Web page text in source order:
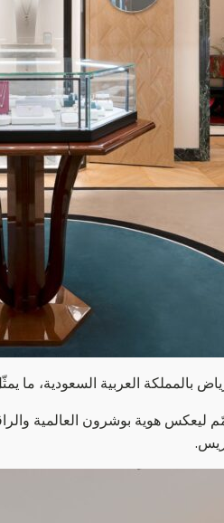
بالمملكة العربية السعودية،
هوية بوشرون العالمية